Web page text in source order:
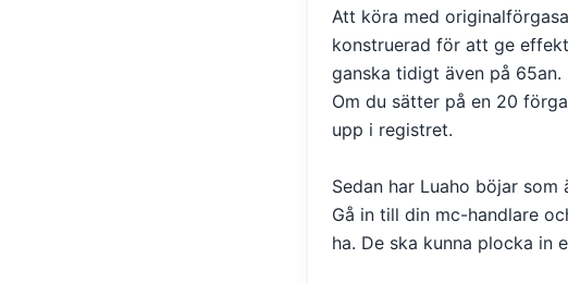
Att köra med
konstruerad för att ge
ganska tidigt även på 65an.
Om du sätter på en 20
upp i registret.
Sedan har Luaho böjar
Gå in till din mc-handlare
ha. De ska kunna plocka in